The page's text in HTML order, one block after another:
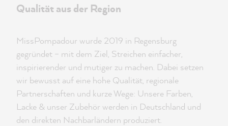
Qualität aus der Region
MissPompadour wurde 2019 in Regensburg
gegründet – mit dem Ziel, Streichen einfacher,
inspirierender und mutiger zu machen. Dabei setzen
wir bewusst auf eine hohe Qualität, regionale
Partnerschaften und kurze Wege: Unsere Farben,
Lacke & unser Zubehör werden in Deutschland und
den direkten Nachbarländern produziert.